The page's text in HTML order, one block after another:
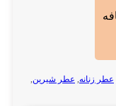
عطر زنانه, عطر شیرین,